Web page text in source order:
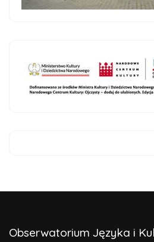
Obserwatorium Języka i